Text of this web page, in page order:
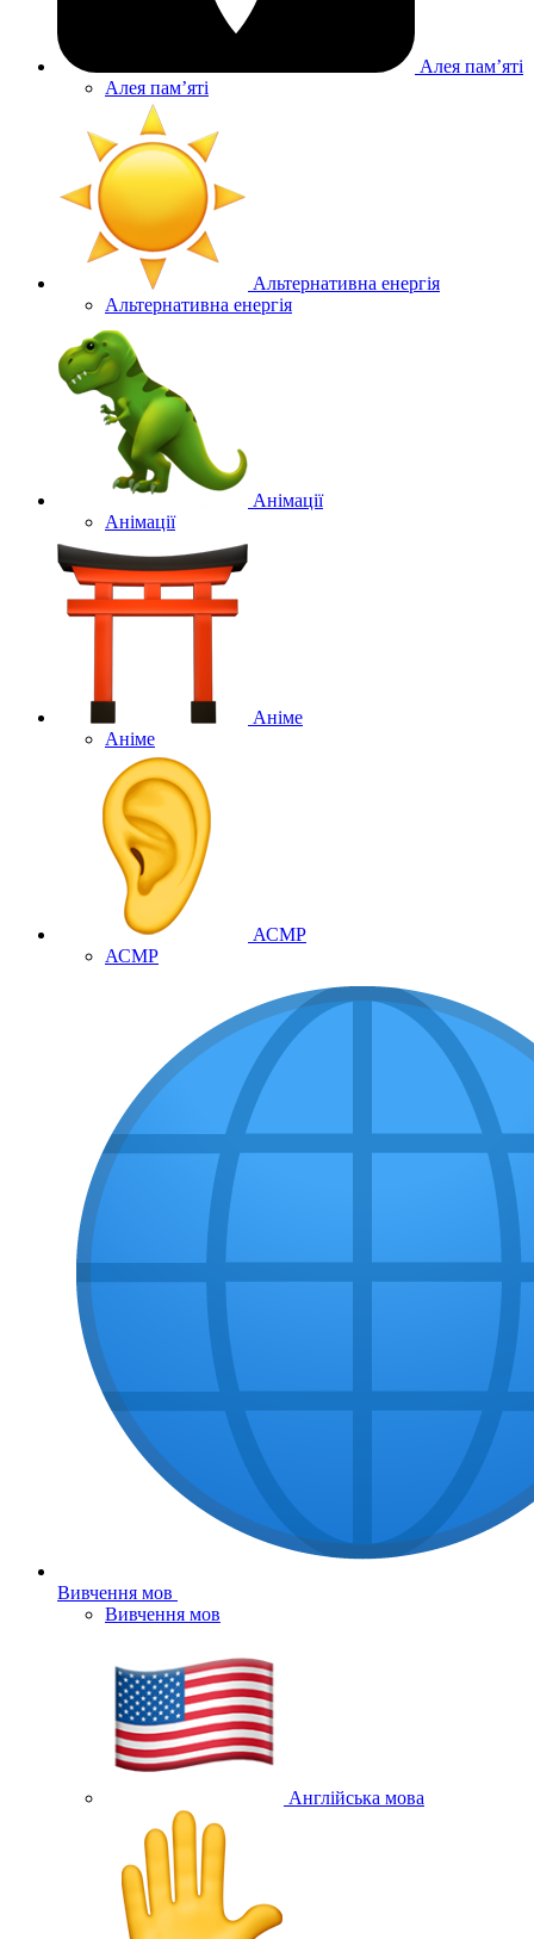
Алея памʼяті
Алея памʼяті
Альтернативна енергія
Альтернативна енергія
Анімації
Анімації
Аніме
Аніме
АСМР
АСМР
Вивчення мов
Вивчення мов
Англійська мова